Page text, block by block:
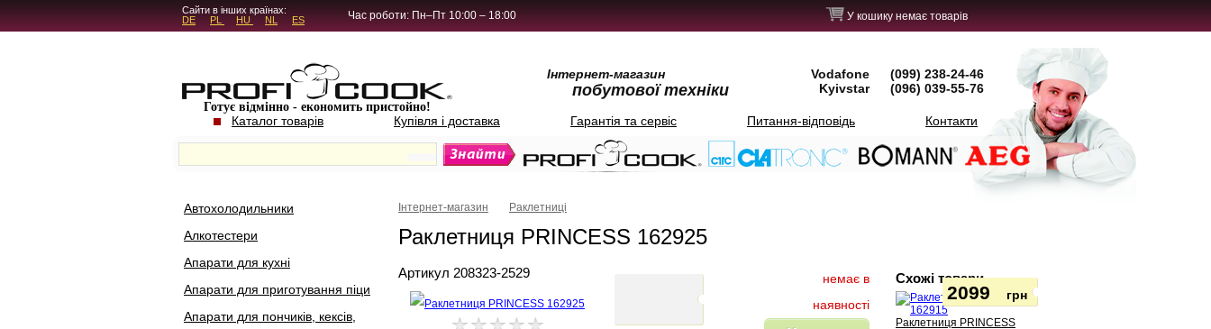
Сайти в інших країнах:
DE
PL HU NL ES Час роботи: Пн–Пт 10:00 – 18:00 У кошику немає товарів
Готує відмінно - економить пристойно!
Інтернет-магазин
побутової техніки
Vodafone
(099) 238-24-46
Kyivstar
(096) 039-55-76
Каталог товарів Купівля і доставка Гарантія та сервіс Питання-відповідь Контакти
Автохолодильники
Алкотестери
Апарати для кухні
Апарати для приготування піци
Апарати для пончиків, кексів,
Інтернет-магазин Раклетниці
Раклетниця PRINCESS 162925
Артикул 208323-2529
немає в
наявності
Схожі товари
Раклетниця PRINCESS
2099 грн